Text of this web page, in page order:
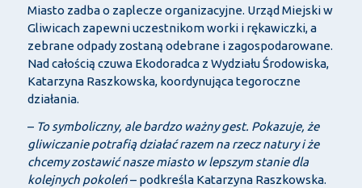
Miasto zadba o zaplecze organizacyjne. Urząd Miejski w
Gliwicach zapewni uczestnikom worki i rękawiczki, a
zebrane odpady zostaną odebrane i zagospodarowane.
Nad całością czuwa Ekodoradca z Wydziału Środowiska,
Katarzyna Raszkowska, koordynująca tegoroczne
działania.
– To symboliczny, ale bardzo ważny gest. Pokazuje, że
gliwiczanie potrafią działać razem na rzecz natury i że
chcemy zostawić nasze miasto w lepszym stanie dla
kolejnych pokoleń– podkreśla Katarzyna Raszkowska.